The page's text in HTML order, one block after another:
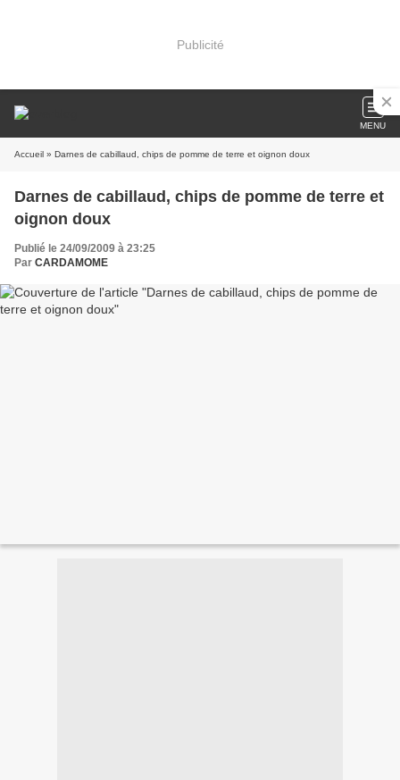
Publicité
MENU
Accueil » Darnes de cabillaud, chips de pomme de terre et oignon doux
Darnes de cabillaud, chips de pomme de terre et
oignon doux
Publié le 24/09/2009 à 23:25
Par CARDAMOME